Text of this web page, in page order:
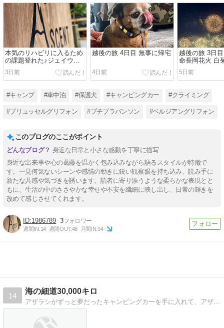
本気のリハビリに入るため
の課題登れた♪ジェイウォ
ールアセント
3日前
越後の旅 4日目 無事に帰宅
4日前
越後の旅 3日
命長岡花火 白
ェニックスで
5日前
#キャンプ #車中泊 #保護犬 #キャンピングカー #クライミング
#ブリュッセルグリフォン #プチブラバンソン #ベルジアングリフォン
このブログのここがポイント
身近な日常と小さな感動を丁寧に描写
身近な出来事や心の葛藤を温かく包み込みながら語るスタイルが特徴で
す。一見何気ないシーンや感情の動きに鋭い観察眼を持ち込み、読み手に
新たな共感や気づきを誘います。読者に寄り添うような柔らかな表現とと
もに、生活の中のささやかな幸せや不安を繊細に映し出し、日常の輝きを
改めて感じさせてくれます。
1986789 3
週間IN:14 週間OUT:48 月間IN:94
14
海の細道30,000キロ
アザラシがずっと夢だったキャンピングカーを手に入れて、アザラシと私とミューズの３人？で、日本の海を潜りながらめぐる旅をしています〜！